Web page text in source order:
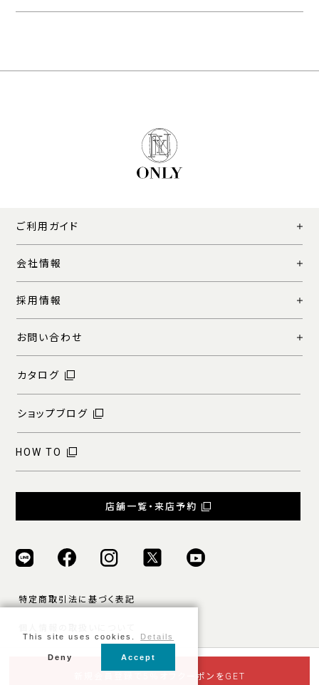
新規会員登録で5％オフクーポンをGET
ご利用ガイド
会社情報
採用情報
お問い合わせ
カタログ
ショップブログ
HOW TO
店舗一覧・来店予約
特定商取引法に基づく表記
ご利用規約
This site uses cookies. Details
Deny Accept